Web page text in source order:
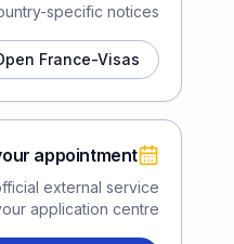
specific notices.
France-Visas
appointment
external service
application centre.